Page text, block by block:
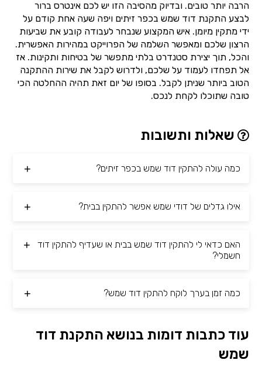
הרבה יותר טובים. ובדיוק מהסיבה הזו יש לכם אינטרס ברור
לבצע התקנת דוד שמש בכפר זיתים ויפה שעה אחת קודם על
ידי מתקין מיומן. איש המקצוע שנבחר לעבודה קובע את שביעות
הרצון שלכם ומאפשר השלמה של הפרוייקט במהירות האפשרית.
והכל, תוך יצירת סטנדרט בלתי מתפשר של בטיחות ותקינות. אז
אל תפחדו לעמוד על שלכם, ולדרוש לקבל את שירות ההתקנה
הטוב ביותר שניתן לקבל. בסופו של יום זאת תהיה ההחלטה הכי
טובה שתוכלו לקחת לנכס.
שאלות ותשובות
כמה עולה להתקין דוד שמש בכפר זיתים?
אילו גדלים של דודי שמש אפשר להתקין בבית?
האם כדאי לי להתקין דוד שמש בבית או שעדיף להתקין דוד
חשמלי?
כמה זמן בערך לוקח להתקין דוד שמש?
עוד כתבות דומות בנושא התקנת דוד
שמש